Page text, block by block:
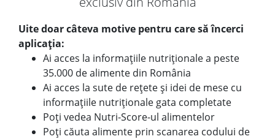
Uite doar câteva motive pentru care să încerci
aplicația:
Ai acces la informațiile nutriționale a peste
35.000 de alimente din România
Ai acces la sute de rețete și idei de mese cu
informațiile nutriționale gata completate
Poți vedea Nutri-Score-ul alimentelor
Poți căuta alimente prin scanarea codului de